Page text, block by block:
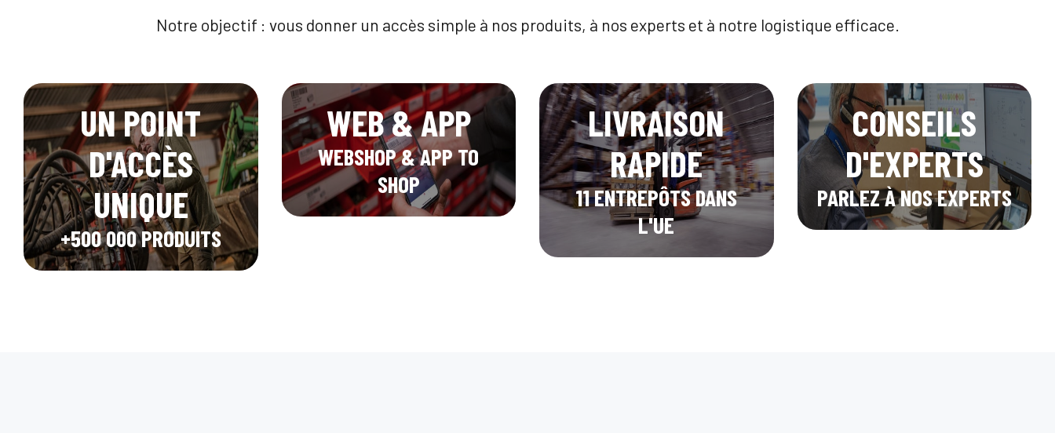
Notre objectif : vous donner un accès simple à nos produits, à nos experts et à notre logistique efficace.
UN POINT
D'ACCÈS
UNIQUE
+500 000 PRODUITS
WEB & APP
WEBSHOP & APP TO
SHOP
LIVRAISON
RAPIDE
11 ENTREPÔTS DANS
L'UE
CONSEILS
D'EXPERTS
PARLEZ À NOS EXPERTS